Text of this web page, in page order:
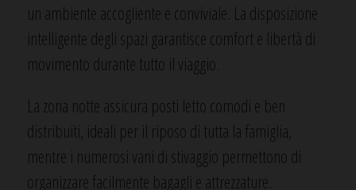
un ambiente accogliente e conviviale. La disposizione
intelligente degli spazi garantisce comfort e libertà di
movimento durante tutto il viaggio.
La zona notte assicura posti letto comodi e ben
distribuiti, ideali per il riposo di tutta la famiglia,
mentre i numerosi vani di stivaggio permettono di
organizzare facilmente bagagli e attrezzature.